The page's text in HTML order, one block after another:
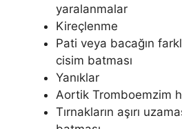
yaralanmalar
Kireçlenme
Pati veya bacağın
cisim batması
Yanıklar
Aortik Tromboemzim
Tırnakların aşırı